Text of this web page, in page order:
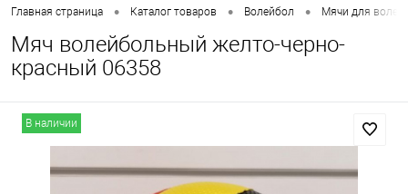
Главная страница • Каталог товаров • Волейбол • Мячи для
Мяч волейбольный желто-черно-
красный 06358
В наличии